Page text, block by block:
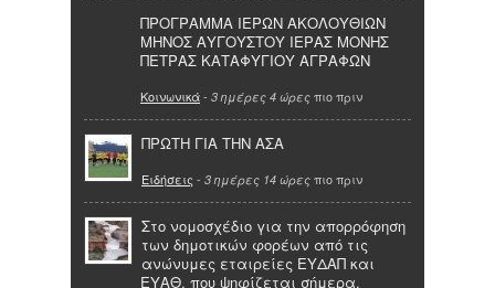
ΠΡΟΓΡΑΜΜΑ ΙΕΡΩΝ ΑΚΟΛΟΥΘΙΩΝ
ΜΗΝΟΣ ΑΥΓΟΥΣΤΟΥ ΙΕΡΑΣ ΜΟΝΗΣ
ΠΕΤΡΑΣ ΚΑΤΑΦΥΓΙΟΥ ΑΓΡΑΦΩΝ
Κοινωνικά- 3 ημέρες 4 ώρες πιο πριν
ΠΡΩΤΗ ΓΙΑ ΤΗΝ ΑΣΑ
Ειδήσεις - 3 ημέρες 14 ώρες πιο πριν
Στο νομοσχέδιο για την απορρόφηση
των δημοτικών φορέων από τις
ανώνυμες εταιρείες ΕΥΔΑΠ και
ΕΥΑΘ, που ψηφίζεται σήμερα,